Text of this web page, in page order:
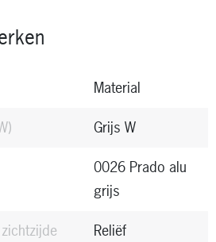
Material
Grijs W
0026 Prado alu
grijs
Reliëf